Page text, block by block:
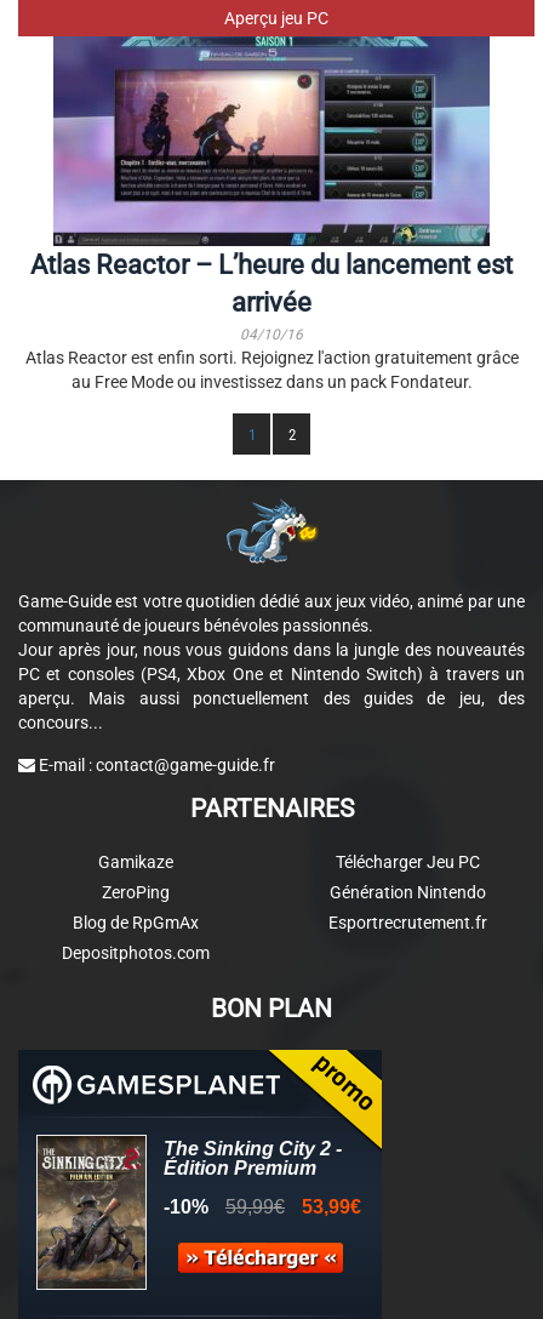
Aperçu jeu PC
Atlas Reactor – L’heure du lancement est
arrivée
04/10/16
Atlas Reactor est enfin sorti. Rejoignez l'action gratuitement grâce
au Free Mode ou investissez dans un pack Fondateur.
1 2
Game-Guide est votre quotidien dédié aux jeux vidéo, animé par une
communauté de joueurs bénévoles passionnés.
Jour après jour, nous vous guidons dans la jungle des nouveautés
PC et consoles (PS4, Xbox One et Nintendo Switch) à travers un
aperçu. Mais aussi ponctuellement des guides de jeu, des
concours...
E-mail :contact@game-guide.fr
PARTENAIRES
Gamikaze
ZeroPing
Blog de RpGmAx
Depositphotos.com
Télécharger Jeu PC
Génération Nintendo
Esportrecrutement.fr
BON PLAN